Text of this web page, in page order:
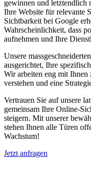
gewinnen und letztendlich
Ihre Website für relevante
Sichtbarkeit bei Google
Wahrscheinlichkeit, dass
aufnehmen und Ihre
Unsere
ausgerichtet, Ihre
Wir arbeiten eng mit Ihnen
verstehen und eine
Vertrauen Sie auf unsere
gemeinsam Ihre Online-
steigern. Mit unserer
stehen Ihnen alle Türen
Wachstum!
Jetzt anfragen